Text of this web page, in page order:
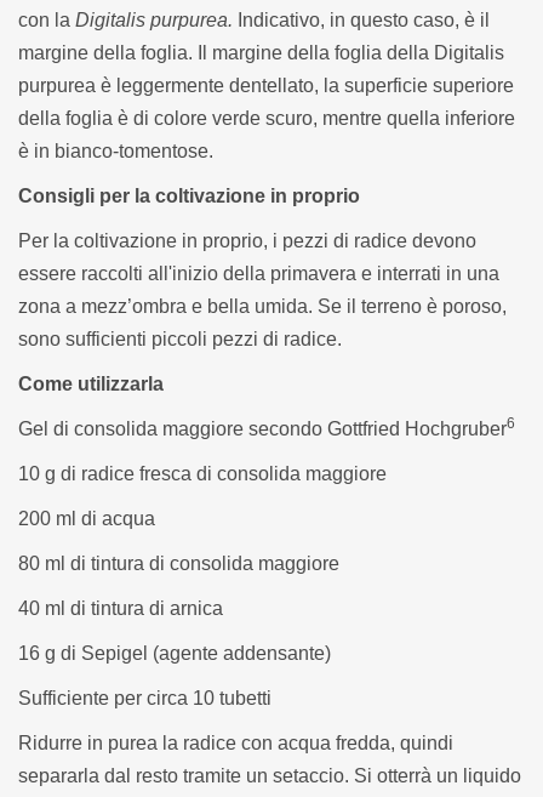
con la Digitalis purpurea. Indicativo, in questo caso, è il
margine della foglia. Il margine della foglia della Digitalis
purpurea è leggermente dentellato, la superficie superiore
della foglia è di colore verde scuro, mentre quella inferiore
è in bianco-tomentose.
Consigli per la coltivazione in proprio
Per la coltivazione in proprio, i pezzi di radice devono
essere raccolti all'inizio della primavera e interrati in una
zona a mezz’ombra e bella umida. Se il terreno è poroso,
sono sufficienti piccoli pezzi di radice.
Come utilizzarla
Gel di consolida maggiore secondo Gottfried Hochgruber6
10 g di radice fresca di consolida maggiore
200 ml di acqua
80 ml di tintura di consolida maggiore
40 ml di tintura di arnica
16 g di Sepigel (agente addensante)
Sufficiente per circa 10 tubetti
Ridurre in purea la radice con acqua fredda, quindi
separarla dal resto tramite un setaccio. Si otterrà un liquido